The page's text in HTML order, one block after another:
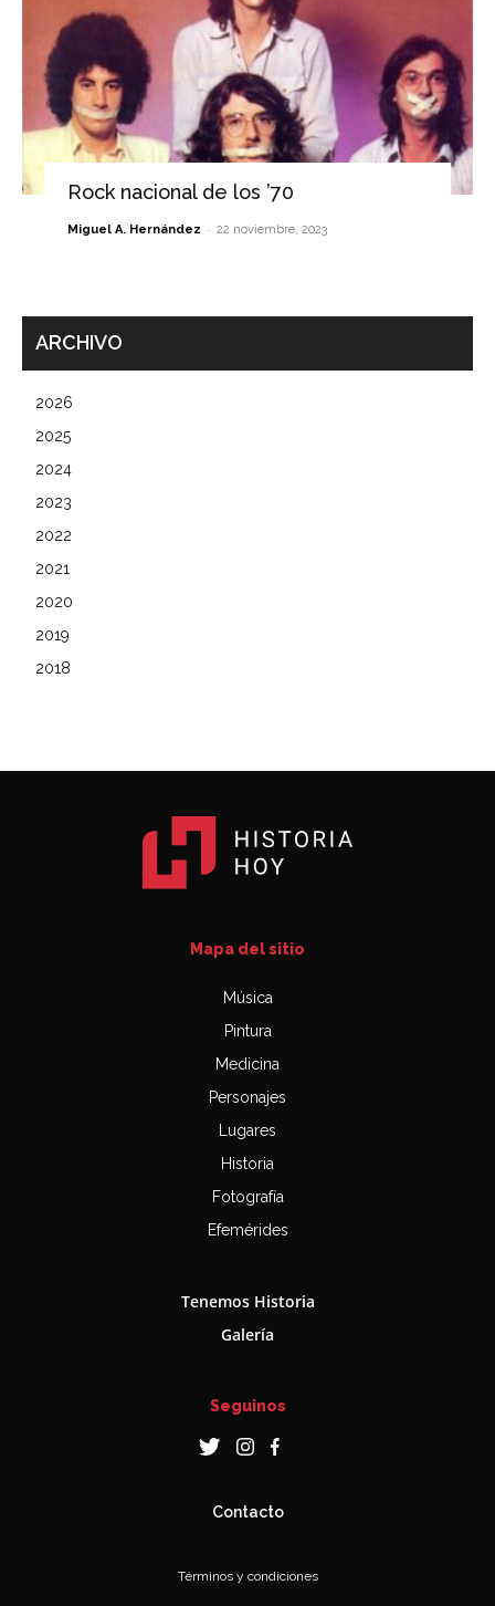
Rock nacional de los ’70
Miguel A. Hernández - 22 noviembre, 2023
ARCHIVO
2026
2025
2024
2023
2022
2021
2020
2019
2018
Mapa del sitio
Música
Pintura
Medicina
Personajes
Lugares
Historia
Fotografía
Efemérides
Tenemos Historia
Galería
Seguinos
Contacto
Términos y condiciones